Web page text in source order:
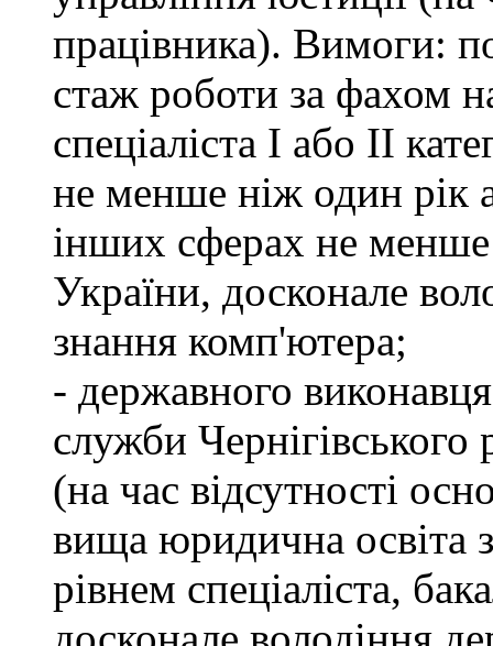
працівника). Вимоги:
стаж роботи за фахом
спеціаліста І або ІІ
не менше ніж один рік
інших сферах не
України, досконале
знання комп'ютера;
- державного
служби Чернігівського
(на час відсутності
вища юридична освіта
рівнем спеціаліста,